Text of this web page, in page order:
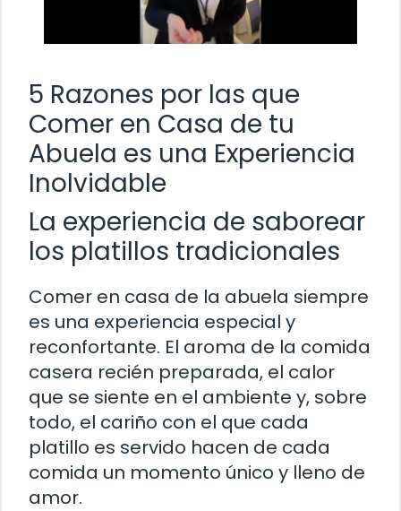
5 Razones por las que
Comer en Casa de tu
Abuela es una Experiencia
Inolvidable
La experiencia de saborear
los platillos tradicionales
Comer en casa de la abuela siempre
es una experiencia especial y
reconfortante. El aroma de la comida
casera recién preparada, el calor
que se siente en el ambiente y, sobre
todo, el cariño con el que cada
platillo es servido hacen de cada
comida un momento único y lleno de
amor.